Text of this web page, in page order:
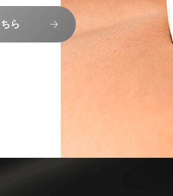
ら
ら
ら
ご案内